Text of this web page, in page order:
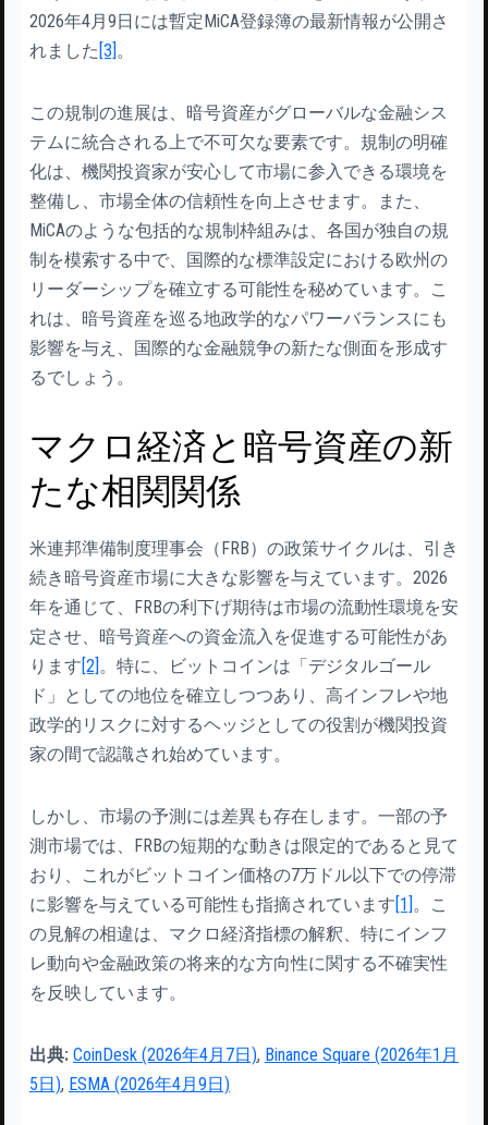
2026年4月9日には暫定MiCA登録簿の最新情報が公開さ
れました [3] 。
この規制の進展は、暗号資産がグローバルな金融シス
テムに統合される上で不可欠な要素です。規制の明確
化は、機関投資家が安心して市場に参入できる環境を
整備し、市場全体の信頼性を向上させます。また、
MiCAのような包括的な規制枠組みは、各国が独自の規
制を模索する中で、国際的な標準設定における欧州の
リーダーシップを確立する可能性を秘めています。こ
れは、暗号資産を巡る地政学的なパワーバランスにも
影響を与え、国際的な金融競争の新たな側面を形成す
るでしょう。
マクロ経済と暗号資産の新
たな相関関係
米連邦準備制度理事会（FRB）の政策サイクルは、引き
続き暗号資産市場に大きな影響を与えています。2026
年を通じて、FRBの利下げ期待は市場の流動性環境を安
定させ、暗号資産への資金流入を促進する可能性があ
ります[2] 。特に、ビットコインは「デジタルゴール
ド」としての地位を確立しつつあり、高インフレや地
政学的リスクに対するヘッジとしての役割が機関投資
家の間で認識され始めています。
しかし、市場の予測には差異も存在します。一部の予
測市場では、FRBの短期的な動きは限定的であると見て
おり、これがビットコイン価格の7万ドル以下での停滞
に影響を与えている可能性も指摘されています[1] 。こ
の見解の相違は、マクロ経済指標の解釈、特にインフ
レ動向や金融政策の将来的な方向性に関する不確実性
を反映しています。
出典: CoinDesk (2026年4月7日), Binance Square (2026年1月
5日), ESMA (2026年4月9日)